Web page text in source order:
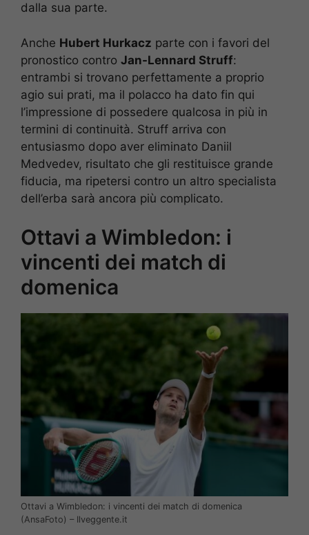
dalla sua parte.
Anche Hubert Hurkacz parte con i favori del
pronostico contro Jan-Lennard Struff:
entrambi si trovano perfettamente a proprio
agio sui prati, ma il polacco ha dato fin qui
l’impressione di possedere qualcosa in più in
termini di continuità. Struff arriva con
entusiasmo dopo aver eliminato Daniil
Medvedev, risultato che gli restituisce grande
fiducia, ma ripetersi contro un altro specialista
dell’erba sarà ancora più complicato.
Ottavi a Wimbledon: i
vincenti dei match di
domenica
Ottavi a Wimbledon: i vincenti dei match di domenica
(AnsaFoto) – Ilveggente.it